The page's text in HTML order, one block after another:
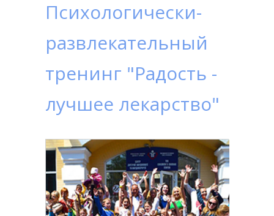
Психологически-
развлекательный
тренинг "Радость -
лучшее лекарство"